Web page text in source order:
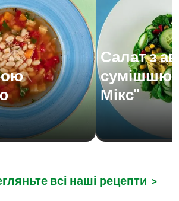
Салат з
сумішшю
Мікс"
всі наші рецепти >